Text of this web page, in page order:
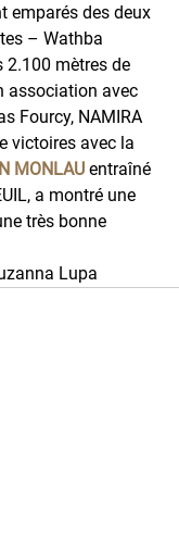
emparés des deux
– Wathba
2.100 mètres de
association avec
Fourcy, NAMIRA
victoires avec la
MONLAU entraîné
a montré une
très bonne
Lupa